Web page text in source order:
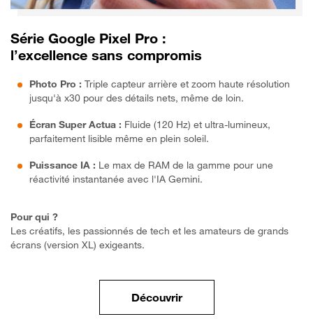
Série Google Pixel Pro :
l’excellence sans compromis
Photo Pro : Triple capteur arrière et zoom haute résolution
jusqu'à x30 pour des détails nets, même de loin.
Écran Super Actua : Fluide (120 Hz) et ultra-lumineux,
parfaitement lisible même en plein soleil.
Puissance IA : Le max de RAM de la gamme pour une
réactivité instantanée avec l'IA Gemini.
Pour qui ?
Les créatifs, les passionnés de tech et les amateurs de grands
écrans (version XL) exigeants.
Découvrirla gamme Google Pixel